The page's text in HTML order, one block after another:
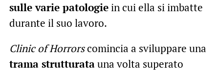
sulle varie patologiein cui ella si imbatte
durante il suo lavoro.
Clinic of Horrorscomincia a sviluppare una
trama strutturatauna volta superato